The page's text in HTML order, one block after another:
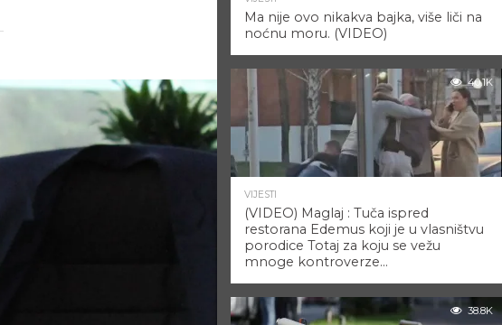
Ma nije ovo nikakva bajka, više liči na
noćnu moru. (VIDEO)
40.1K
VIJESTI
(VIDEO) Maglaj : Tuča ispred
restorana Edemus koji je u vlasništvu
porodice Totaj za koju se vežu
mnoge kontroverze…
38.8K